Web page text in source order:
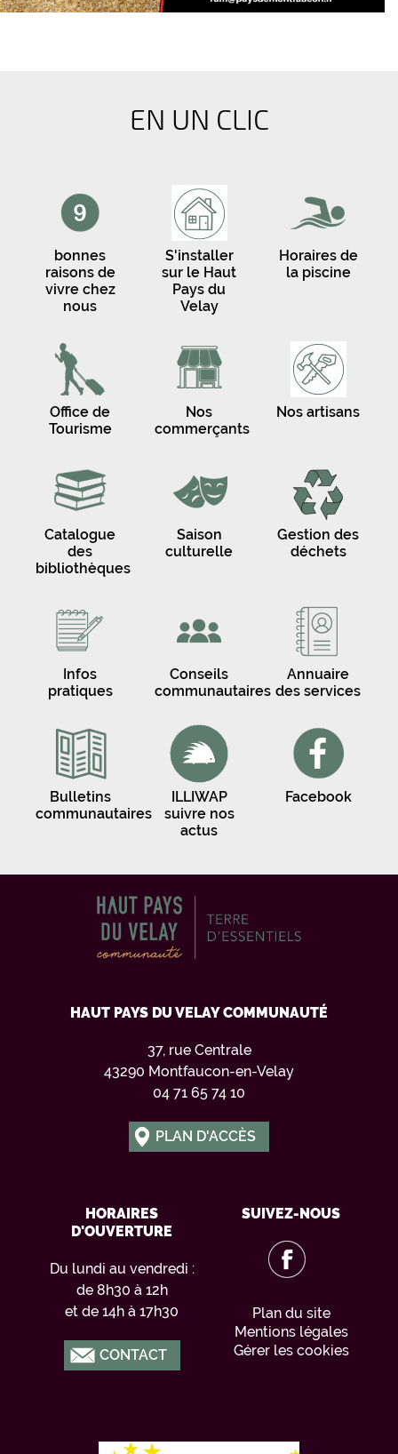
EN UN CLIC
bonnes
raisons de
vivre chez
nous
S'installer
sur le Haut
Pays du
Velay
Horaires de
la piscine
Office de
Tourisme
Nos
commerçants
Nos artisans
Catalogue
des
bibliothèques
Saison
culturelle
Gestion des
déchets
Infos
pratiques
Conseils
communautaires
Annuaire
des services
Bulletins
communautaires
ILLIWAP
suivre nos
actus
Facebook
HAUT PAYS DU VELAY COMMUNAUTÉ
37, rue Centrale
43290 Montfaucon-en-Velay
04 71 65 74 10
PLAN D'ACCÈS
HORAIRES
D'OUVERTURE
Du lundi au vendredi :
de 8h30 à 12h
et de 14h à 17h30
CONTACT
SUIVEZ-NOUS
Plan du site
Mentions légales
Gérer les cookies